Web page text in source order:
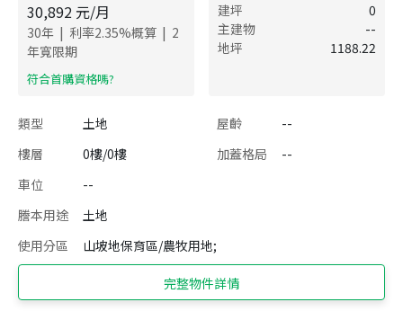
30,892 元/月
30年 | 利率2.35%概算 | 2
年寬限期
​符合首購資格嗎?
建坪
0
主建物
--
地坪
1188.22
類型 土地 屋齡
--
樓層
0樓/0樓 加蓋格局
--
車位
--
謄本用途
土地
使用分區
山坡地保育區/農牧用地;
完整物件詳情